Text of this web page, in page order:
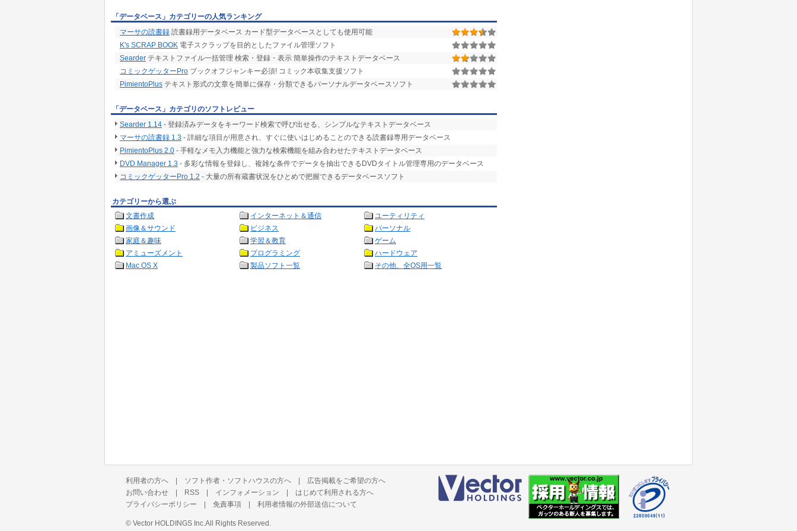
「データベース」カテゴリーの人気ランキング
マーサの読書録 読書録用データベース カード型データベースとしても使用可能
K's SCRAP BOOK 電子スクラップを目的としたファイル管理ソフト
Searder テキストファイル一括管理 検索・登録・表示 簡単操作のテキストデータベース
コミックゲッターPro ブックオフジャンキー必須! コミック本収集支援ソフト
PimientoPlus テキスト形式の文章を簡単に保存・分類できるパーソナルデータベースソフト
「データベース」カテゴリのソフトレビュー
Searder 1.14 - 登録済みデータをキーワード検索で呼び出せる、シンプルなテキストデータベース
マーサの読書録 1.3 - 詳細な項目が用意され、すぐに使いはじめることのできる読書録専用データベース
PimientoPlus 2.0 - 手軽なメモ入力機能と強力な検索機能を組み合わせたテキストデータベース
DVD Manager 1.3 - 多彩な情報を登録し、複雑な条件でデータを抽出できるDVDタイトル管理専用のデータベース
コミックゲッターPro 1.2 - 大量の所有蔵書状況をひとめで把握できるデータベースソフト
カテゴリーから選ぶ
文書作成
インターネット＆通信
ユーティリティ
画像＆サウンド
ビジネス
パーソナル
家庭＆趣味
学習＆教育
ゲーム
アミューズメント
プログラミング
ハードウェア
Mac OS X
製品ソフト一覧 その他、全OS用一覧
利用者の方へ | ソフト作者・ソフトハウスの方へ | 広告掲載をご希望の方へ
お問い合わせ | RSS | インフォメーション | はじめて利用される方へ
プライバシーポリシー | 免責事項 | 利用者情報の外部送信について
© Vector HOLDINGS Inc. All Rights Reserved.